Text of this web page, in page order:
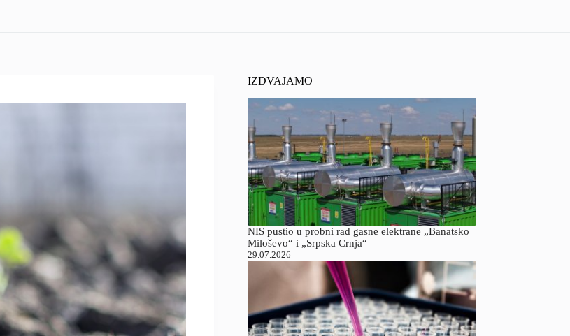
IZDVAJAMO
NIS pustio u probni rad gasne elektrane „Banatsko
Miloševo“ i „Srpska Crnja“
29.07.2026